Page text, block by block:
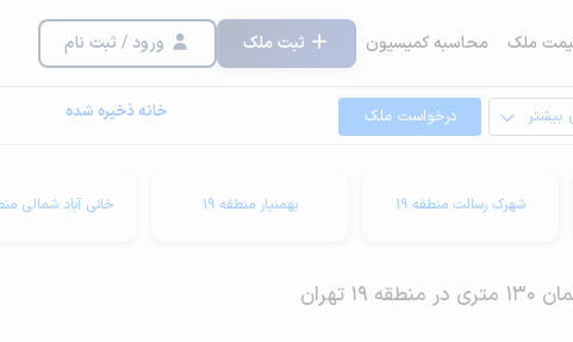
ملک محاسبه کمیسیون ثبت ملک ورود / ثبت نام
بیشتر درخواست ملک خانه ذخیره شده
شهرک رسالت منطقه 19 بهمنیار منطقه 19 خانی آباد شمالی